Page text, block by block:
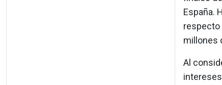
España.
respecto
millones
Al